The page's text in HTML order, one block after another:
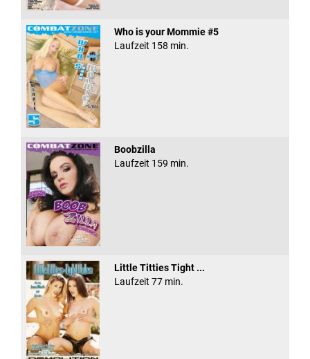
Who is your Mommie #5
Laufzeit 158 min.
Boobzilla
Laufzeit 159 min.
Little Titties Tight ...
Laufzeit 77 min.